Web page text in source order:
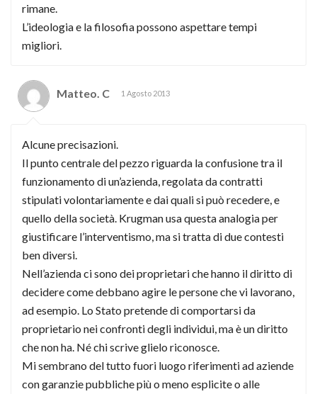
rimane.
L’ideologia e la filosofia possono aspettare tempi
migliori.
Matteo. C 1 Agosto 2013
Alcune precisazioni.
Il punto centrale del pezzo riguarda la confusione tra il
funzionamento di un’azienda, regolata da contratti
stipulati volontariamente e dai quali si può recedere, e
quello della società. Krugman usa questa analogia per
giustificare l’interventismo, ma si tratta di due contesti
ben diversi.
Nell’azienda ci sono dei proprietari che hanno il diritto di
decidere come debbano agire le persone che vi lavorano,
ad esempio. Lo Stato pretende di comportarsi da
proprietario nei confronti degli individui, ma è un diritto
che non ha. Né chi scrive glielo riconosce.
Mi sembrano del tutto fuori luogo riferimenti ad aziende
con garanzie pubbliche più o meno esplicite o alle